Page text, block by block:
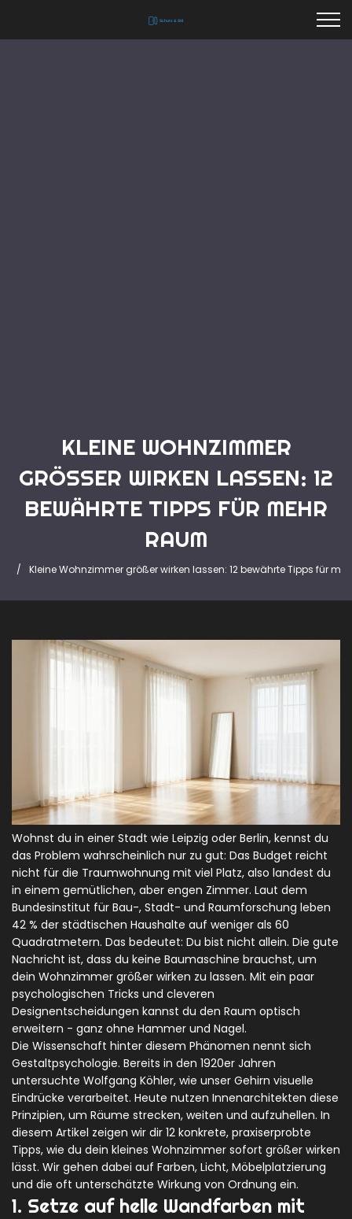
KLEINE WOHNZIMMER
GRÖSSER WIRKEN LASSEN: 12 B
EWÄHRTE TIPPS FÜR MEHR R
AUM
Kleine Wohnzimmer größer wirken lassen: 12 bewährte Tipps für
Wohnst du in einer Stadt wie Leipzig oder Berlin, kennst du
das Problem wahrscheinlich nur zu gut: Das Budget reicht
nicht für die Traumwohnung mit viel Platz, also landest du
in einem gemütlichen, aber engen Zimmer. Laut dem
Bundesinstitut für Bau-, Stadt- und Raumforschung leben
42 % der städtischen Haushalte auf weniger als 60
Quadratmetern. Das bedeutet: Du bist nicht allein. Die gute
Nachricht ist, dass du keine Baumaschine brauchst, um
dein Wohnzimmer größer wirken zu lassen. Mit ein paar
psychologischen Tricks und cleveren
Designentscheidungen kannst du den Raum optisch
erweitern - ganz ohne Hammer und Nagel.
Die Wissenschaft hinter diesem Phänomen nennt sich
Gestaltpsychologie. Bereits in den 1920er Jahren
untersuchte Wolfgang Köhler, wie unser Gehirn visuelle
Eindrücke verarbeitet. Heute nutzen Innenarchitekten diese
Prinzipien, um Räume strecken, weiten und aufzuhellen. In
diesem Artikel zeigen wir dir 12 konkrete, praxiserprobte
Tipps, wie du dein kleines Wohnzimmer sofort größer wirken
lässt. Wir gehen dabei auf Farben, Licht, Möbelplatzierung
und die oft unterschätzte Wirkung von Ordnung ein.
1. Setze auf helle Wandfarben mit